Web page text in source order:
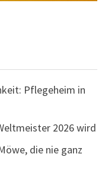
Pflegeheim in
2026 wird
die nie ganz